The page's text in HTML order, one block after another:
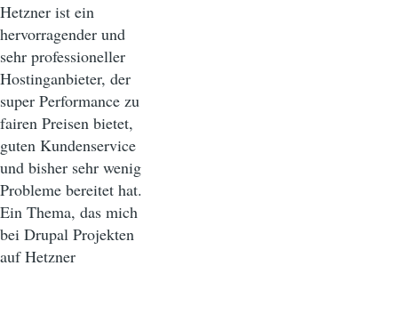
Hetzner ist ein
hervorragender und
sehr professioneller
Hostinganbieter, der
super Performance zu
fairen Preisen bietet,
guten Kundenservice
und bisher sehr wenig
Probleme bereitet hat.
Ein Thema, das mich
bei Drupal Projekten
auf Hetzner